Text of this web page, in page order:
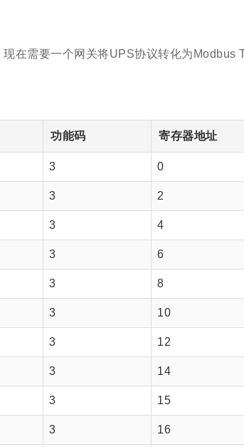
在需要一个网关将UPS协议转化为Modbus
功能码 寄存器地址
3 0
3 2
3 4
3 6
3 8
3 10
3 12
3 14
3 15
3 16